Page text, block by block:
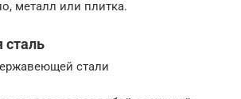
металл или плитка.
стали